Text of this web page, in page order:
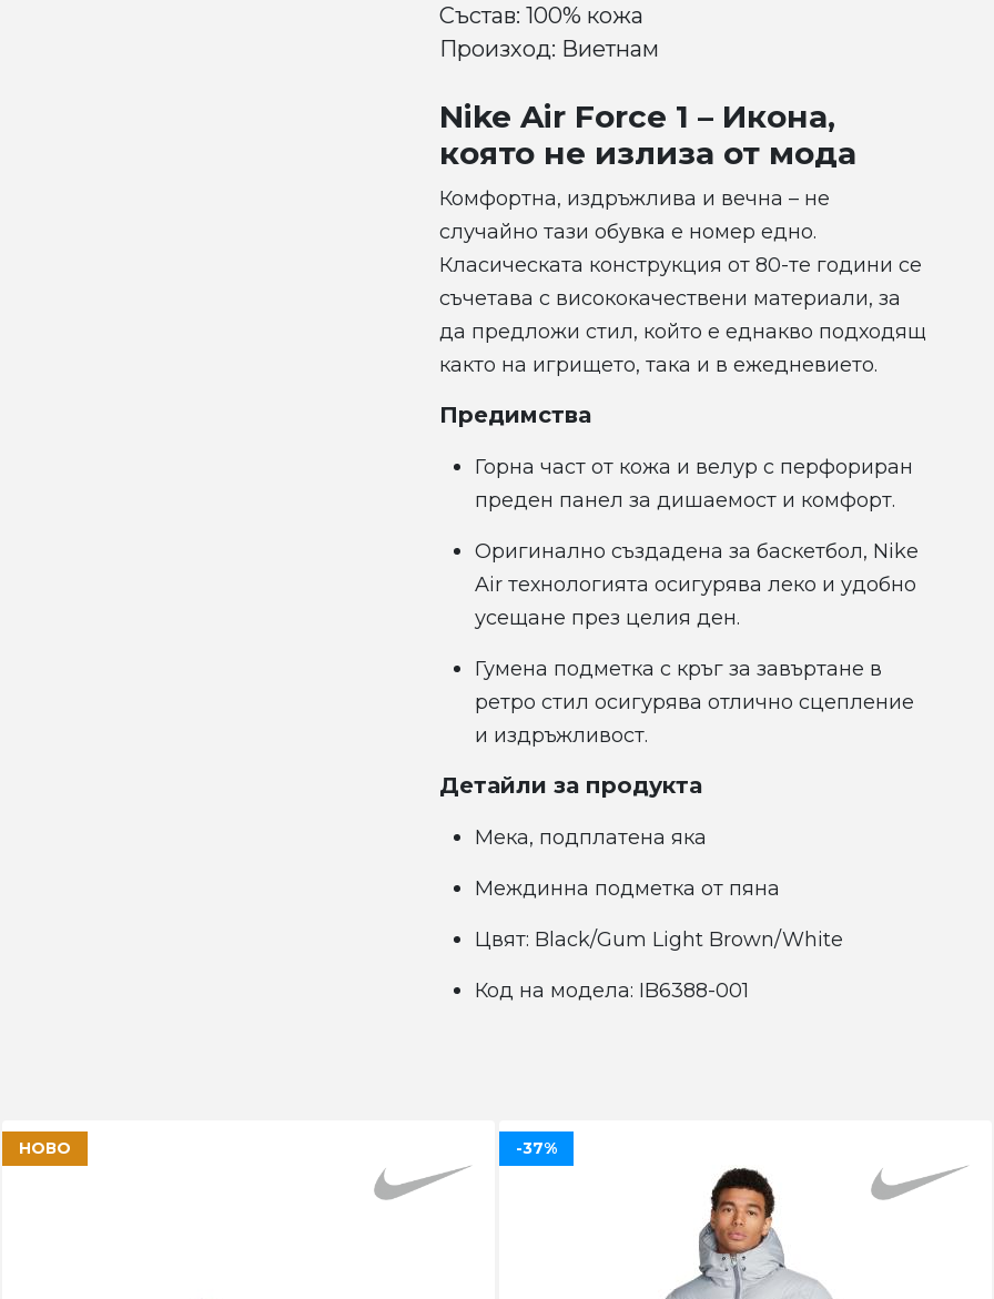
Състав: 100% кожа
Произход: Виетнам
Nike Air Force 1 – Икона,
която не излиза от мода
Комфортна, издръжлива и вечна – не
случайно тази обувка е номер едно.
Класическата конструкция от 80-те години се
съчетава с висококачествени материали, за
да предложи стил, който е еднакво подходящ
както на игрището, така и в ежедневието.
Предимства
Горна част от кожа и велур с перфориран
преден панел за дишаемост и комфорт.
Оригинално създадена за баскетбол, Nike
Air технологията осигурява леко и удобно
усещане през целия ден.
Гумена подметка с кръг за завъртане в
ретро стил осигурява отлично сцепление
и издръжливост.
Детайли за продукта
Мека, подплатена яка
Междинна подметка от пяна
Цвят: Black/Gum Light Brown/White
Код на модела: IB6388-001
НОВО -37%